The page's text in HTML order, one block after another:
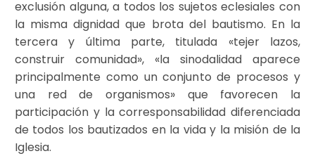
exclusión alguna, a todos los sujetos eclesiales con
la misma dignidad que brota del bautismo. En la
tercera y última parte, titulada «tejer lazos,
construir comunidad», «la sinodalidad aparece
principalmente como un conjunto de procesos y
una red de organismos» que favorecen la
participación y la corresponsabilidad diferenciada
de todos los bautizados en la vida y la misión de la
Iglesia.